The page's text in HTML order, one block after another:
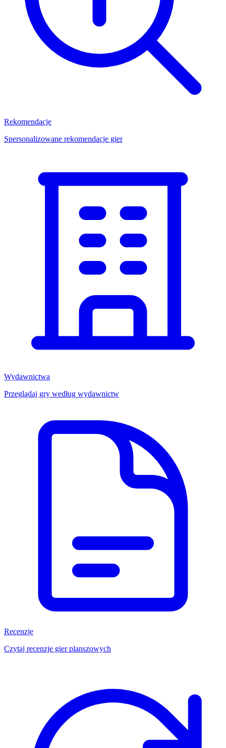
Rekomendacje
Spersonalizowane rekomendacje gier
Wydawnictwa
Przeglądaj gry według wydawnictw
Recenzje
Czytaj recenzje gier planszowych